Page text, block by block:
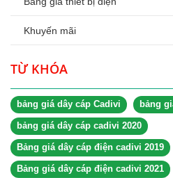
Khuyến mãi
TỪ KHÓA
bảng giá dây cáp Cadivi bảng
bảng giá dây cáp cadivi 2020
Bảng giá dây cáp điện cadivi 2019
Bảng giá dây cáp điện cadivi 2021